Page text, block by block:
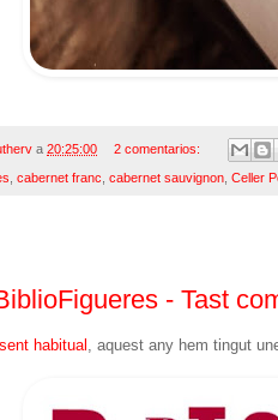
a 20:25:00 2 comentarios:
cabernet franc cabernet sauvignon Celler
- Tast
habitual , aquest any hem tingut